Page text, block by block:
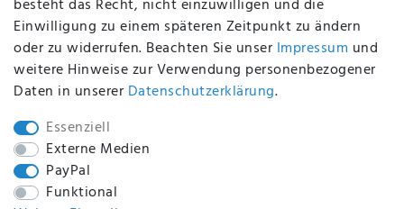
BEI UNS SIND SIE SICHER!
WIR VERSENDEN MIT
besteht das Recht, nicht einzuwilligen und die
Einwilligung zu einem späteren Zeitpunkt zu ändern
oder zu widerrufen. Beachten Sie unser Impressum und
weitere Hinweise zur Verwendung personenbezogener
Daten in unserer Daten­schutz­erklärung.
Essenziell
Externe Medien
PayPal
Funktional